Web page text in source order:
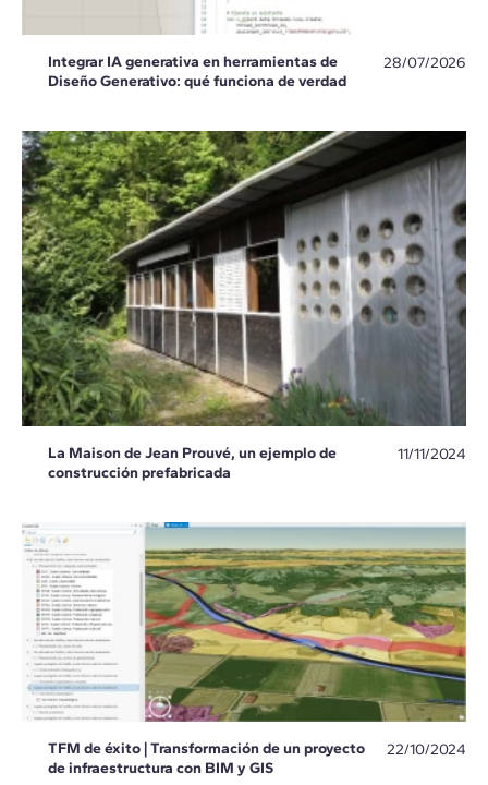
Integrar IA generativa en herramientas de
Diseño Generativo: qué funciona de verdad
28/07/2026
La Maison de Jean Prouvé, un ejemplo de
construcción prefabricada
11/11/2024
TFM de éxito | Transformación de un proyecto
de infraestructura con BIM y GIS
22/10/2024